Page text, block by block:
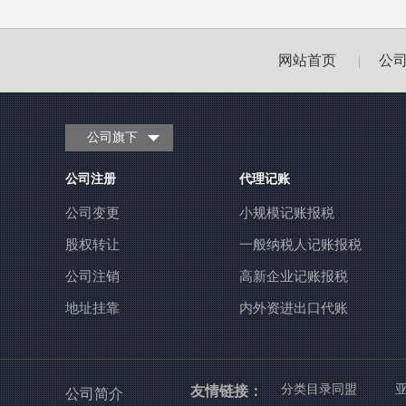
网站首页 公
公司旗下
公司注册
公司变更
股权转让
公司注销
地址挂靠
代理记账
小规模记账报税
一般纳税人记账报税
高新企业记账报税
内外资进出口代账
公司简介 友情链接： 分类目录同盟